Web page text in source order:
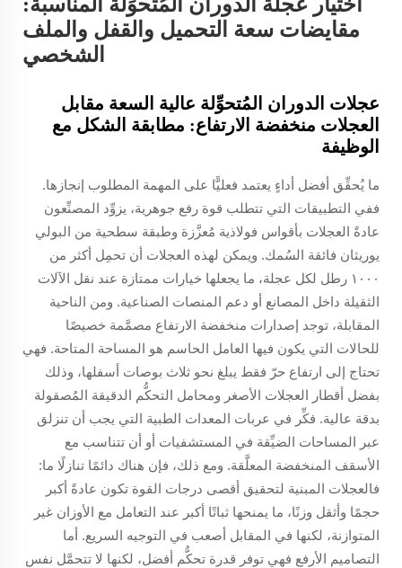
مقايضات سعة التحميل والقفل والملف
الشخصي
عجلات الدوران المُتحوِّلة عالية السعة مقابل
العجلات منخفضة الارتفاع: مطابقة الشكل مع
الوظيفة
ما يُحقِّق أفضل أداءٍ يعتمد فعليًّا على المهمة المطلوب إنجازها.
ففي التطبيقات التي تتطلب قوة رفع جوهرية، يزوِّد المصنِّعون
عادةً العجلات بأقواس فولاذية مُعزَّزة وطبقة سطحية من البولي
يوريثان فائقة السُمك. ويمكن لهذه العجلات أن تحمِل أكثر من
١٠٠٠ رطل لكل عجلة، ما يجعلها خيارات ممتازة عند نقل الآلات
الثقيلة داخل المصانع أو دعم المنصات الصناعية. ومن الناحية
المقابلة، توجد إصدارات منخفضة الارتفاع مصمَّمة خصيصًا
للحالات التي يكون فيها العامل الحاسم هو المساحة المتاحة. فهي
تحتاج إلى ارتفاع حرّ فقط يبلغ نحو ثلاث بوصات أسفلها، وذلك
بفضل أقطار العجلات الأصغر ومحامل التحكُّم الدقيقة المُصقولة
بدقة عالية. فكِّر في عربات المعدات الطبية التي يجب أن تنزلق
عبر المساحات الضيِّقة في المستشفيات أو أن تتناسب مع
الأسقف المنخفضة المعلَّقة. ومع ذلك، فإن هناك دائمًا تنازلًا ما:
فالعجلات المبنية لتحقيق أقصى درجات القوة تكون عادةً أكبر
حجمًا وأثقل وزنًا، ما يمنحها ثباتًا أكبر عند التعامل مع الأوزان غير
المتوازنة، لكنها في المقابل أصعب في التوجيه السريع. أما
التصاميم الأرفع فهي توفر قدرة تحكُّم أفضل، لكنها لا تتحمَّل نفس